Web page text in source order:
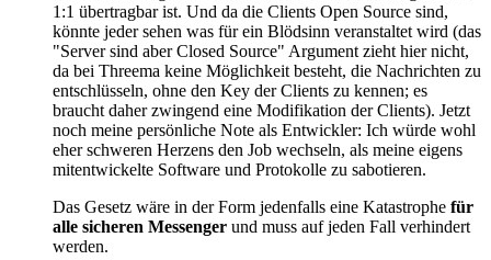
1:1 übertragbar ist. Und da die Clients Open Source sind,
könnte jeder sehen was für ein Blödsinn veranstaltet wird (das
"Server sind aber Closed Source" Argument zieht hier nicht,
da bei Threema keine Möglichkeit besteht, die Nachrichten zu
entschlüsseln, ohne den Key der Clients zu kennen; es
braucht daher zwingend eine Modifikation der Clients). Jetzt
noch meine persönliche Note als Entwickler: Ich würde wohl
eher schweren Herzens den Job wechseln, als meine eigens
mitentwickelte Software und Protokolle zu sabotieren.
Das Gesetz wäre in der Form jedenfalls eine Katastrophe für
alle sicheren Messenger und muss auf jeden Fall verhindert
werden.